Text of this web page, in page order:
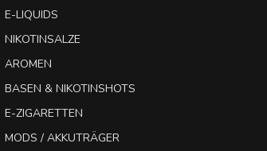
E-LIQUIDS
NIKOTINSALZE
AROMEN
BASEN & NIKOTINSHOTS
E-ZIGARETTEN
MODS / AKKUTRÄGER